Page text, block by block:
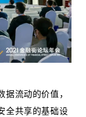
流动的价值，
全共享的基础设